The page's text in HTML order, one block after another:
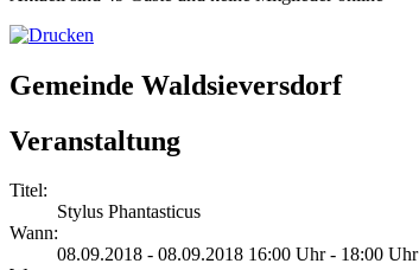
Gemeinde Waldsieversdorf
Veranstaltung
Titel:
Stylus Phantasticus
Wann:
08.09.2018 - 08.09.2018 16:00 Uhr - 18:00 Uhr